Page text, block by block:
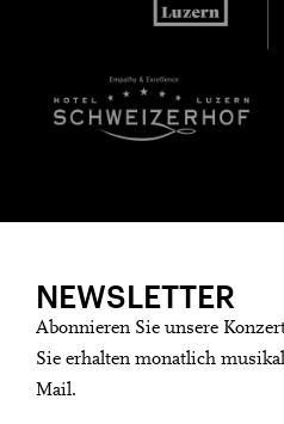
NEWSLETTER
Abonnieren Sie unsere
Sie erhalten monatlich
Mail.